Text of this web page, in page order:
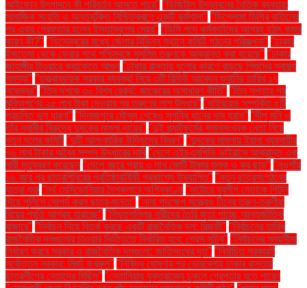
আইফোন উৎপাদনে কী পরিবর্তন আসতে পারে" "ডিজিটাল উদ্ভাবনের নৈতিক ব্যবহার:
সামাজিক সংহতি ও অন্তর্ভুক্তি নিশ্চিতকরণে একটি কর্মশালা" "ডিপ্লোমা ডিগ্রি বাতিলের
পর এবার গ্রেফতার হলেন ইস্তাম্বুলের মেয়র" "ডিসি পদে কর্মকর্তাদের আগ্রহ হঠাৎ কমার
কারণ কী?" "ডিসেম্বরের মধ্যে জেলার বিভিন্ন স্থানে কমিটি গঠনের পরিকল্পনা" "ঢাকার
ইজতেমা থেকে ফেরার পথে পশ্চিমবঙ্গে মুসলিম তরুণকে আক্রান্ত করা হয়েছে" "ঢাকার
জাহাঙ্গীর টাওয়ারে ক্যাফেতে আগুন "ঢাকার রাস্তায় ধুলোর কারণে বাড়ছে শিশুদের স্বাস্থ্য
সমস্যা" "তত্ত্বাবধায়ক সরকার ব্যবস্থা নিয়ে ৩টি রিভিউ আবেদন শুনানির তারিখ ১৭
নভেম্বর" "তিন দশকে ৩০ বিশ্ব রেকর্ড: জাকেরের অসাধারণ কীর্তি" "তিন সপ্তাহ পর
মুক্তিপণের ২৫ লাখ টাকা দেওয়ার পর তরুণের লাশ উদ্ধার" "থাইরয়েড সম্পর্কিত ৫টি
প্রচলিত ভুল ধারণা" "দিনাজপুরে মৌসুম শেষেও সুগন্ধি ধানের দাম হ্রাস" "দীপু মনি ও
তাঁর স্বামীর বিরুদ্ধে দুদকের মামলা দায়ের" "দুই প্ল্যাটফর্মের সমানসংখ্যক নেতা নিয়ে
নতুন দলের কমিটি "দুটি আলংকারিক উদ্ভিদের বিবরণ" "দুদকের মামলায় ইয়াবা ব্যবসায়ীর
৭৬ লাখ টাকার অবৈধ সম্পদ উদ্ধারের দাবি "দেশে এইচএমপিভি ভাইরাসে আক্রান্ত এক
নারী মৃত্যুবরণ করেছেন "দেশে বছরে প্রায় ৩ লাখ কোটি টাকার শুল্ক ও কর ছাড়" "নওগাঁয়
১৬ বছর পর ছাত্রশিবিরের প্রতিষ্ঠাবার্ষিকী প্রকাশ্যে উদযাপিত" "নতুন ছাত্রসংগঠনের
যাত্রা শুরু "নর্থ মেসিডোনিয়ার নৈশক্লাবে অগ্নিকাণ্ড "নাটোরে যুবলীগ নেতাকে পিটুনি
দিয়ে পুলিশে সোপর্দ করল ছাত্র-জনতা" "নানা পদক্ষেপ সত্ত্বেও চীনের তরুণ-তরুণীরা
বিয়ের প্রতি আগ্রহ হারাচ্ছে" "নিভৃতপল্লির নারীদের তৈরি জুতা পাচ্ছে আন্তর্জাতিক
বাজারে" "নির্বাচন নিয়ে বিতর্ক করছে একটি রাজনৈতিক দল: রিজভী" "নির্বাচনের তারিখ
রাজনৈতিক দলগুলোর চাওয়ার ভিত্তিতে নির্ধারিত হবে: প্রেস সচিব" "নির্বাচনের সময়সীমা
নির্ধারণ করবে সরকার ও রাজনৈতিক দলগুলো: জাতিসংঘের দূত" "নির্বাচিত সরকারই
সর্বোত্তম সরকার: মির্জা ফখরুল" "নিষিদ্ধ ঘোষণার পর ভোরবেলায় ঢাকার রাস্তায়
ছাত্রলীগের নেতাদের মিছিল" "নেতানিয়াহু যুক্তরাজ্যে ঢুকলে গ্রেপ্তার হতে পারেন